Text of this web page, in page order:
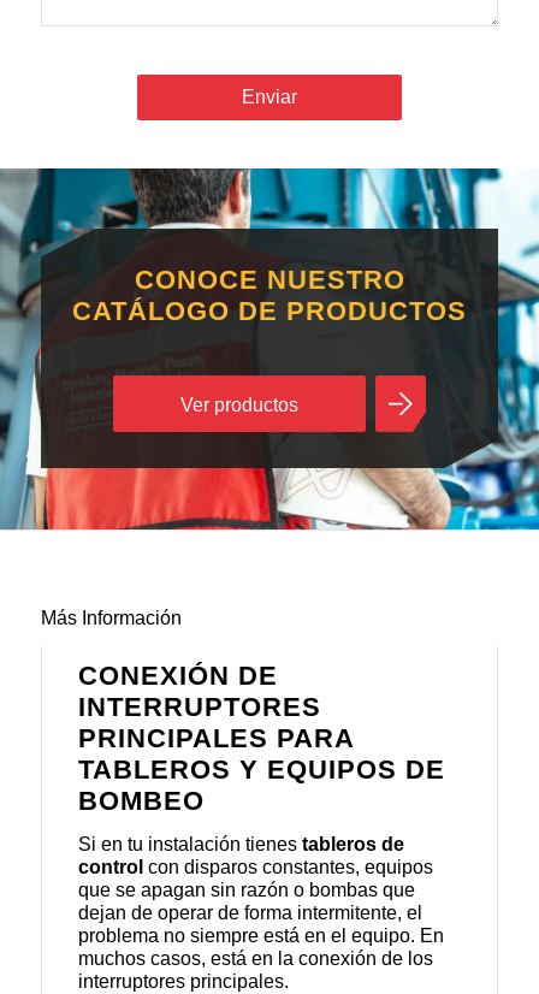
CONOCE NUESTRO
CATÁLOGO DE PRODUCTOS
Ver productos
Más Información
CONEXIÓN DE
INTERRUPTORES
PRINCIPALES PARA
TABLEROS Y EQUIPOS DE
BOMBEO
Si en tu instalación tienes tableros de
control con disparos constantes, equipos
que se apagan sin razón o bombas que
dejan de operar de forma intermitente, el
problema no siempre está en el equipo. En
muchos casos, está en la conexión de los
interruptores principales.